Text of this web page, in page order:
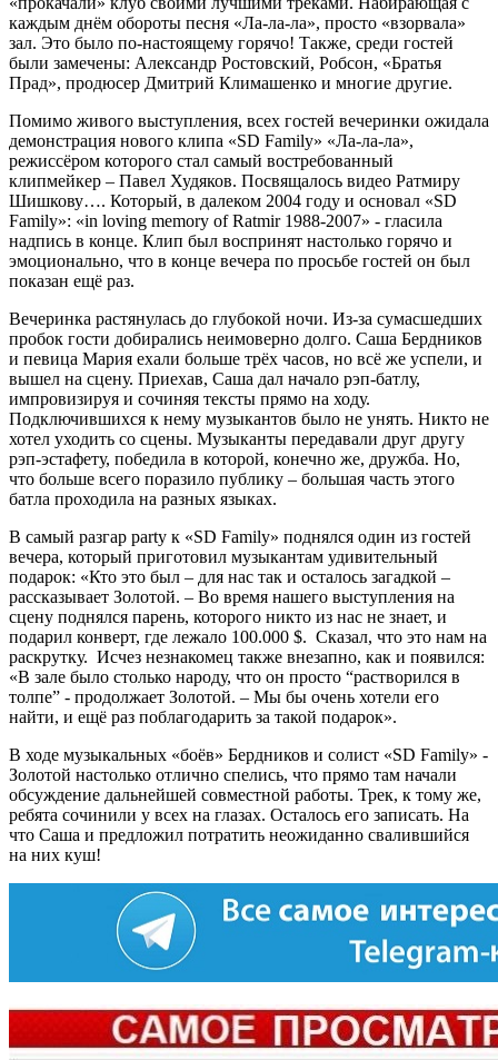
каждым днём обороты песня «Ла-ла-ла», просто «взорвала»
зал. Это было по-настоящему горячо! Также, среди гостей
были замечены: Александр Ростовский, Робсон, «Братья
Прад», продюсер Дмитрий Климашенко и многие другие.
Помимо живого выступления, всех гостей вечеринки ожидала
демонстрация нового клипа «SD Family» «Ла-ла-ла»,
режиссёром которого стал самый востребованный
клипмейкер – Павел Худяков. Посвящалось видео Ратмиру
Шишкову…. Который, в далеком 2004 году и основал «SD
Family»: «in loving memory of Ratmir 1988-2007» - гласила
надпись в конце. Клип был воспринят настолько горячо и
эмоционально, что в конце вечера по просьбе гостей он был
показан ещё раз.
Вечеринка растянулась до глубокой ночи. Из-за сумасшедших
пробок гости добирались неимоверно долго. Саша Бердников
и певица Мария ехали больше трёх часов, но всё же успели, и
вышел на сцену. Приехав, Саша дал начало рэп-батлу,
импровизируя и сочиняя тексты прямо на ходу.
Подключившихся к нему музыкантов было не унять. Никто не
хотел уходить со сцены. Музыканты передавали друг другу
рэп-эстафету, победила в которой, конечно же, дружба. Но,
что больше всего поразило публику – большая часть этого
батла проходила на разных языках.
В самый разгар party к «SD Family» поднялся один из гостей
вечера, который приготовил музыкантам удивительный
подарок: «Кто это был – для нас так и осталось загадкой –
рассказывает Золотой. – Во время нашего выступления на
сцену поднялся парень, которого никто из нас не знает, и
подарил конверт, где лежало 100.000 $. Сказал, что это нам на
раскрутку. Исчез незнакомец также внезапно, как и появился:
«В зале было столько народу, что он просто “растворился в
толпе” - продолжает Золотой. – Мы бы очень хотели его
найти, и ещё раз поблагодарить за такой подарок».
В ходе музыкальных «боёв» Бердников и солист «SD Family» -
Золотой настолько отлично спелись, что прямо там начали
обсуждение дальнейшей совместной работы. Трек, к тому же,
ребята сочинили у всех на глазах. Осталось его записать. На
что Саша и предложил потратить неожиданно свалившийся
на них куш!